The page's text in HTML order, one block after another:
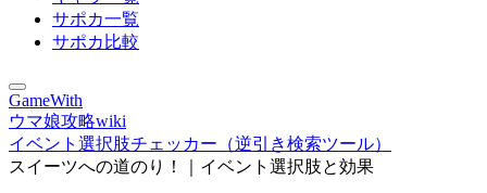
サポカ一覧
サポカ比較
GameWith
ウマ娘攻略wiki
イベント選択肢チェッカー（逆引き検索ツール）
スイーツへの道のり！｜イベント選択肢と効果